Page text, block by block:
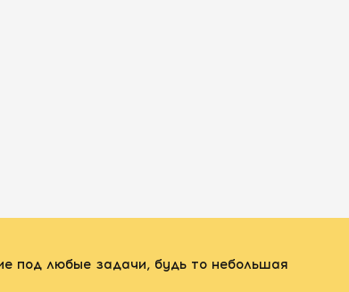
под любые задачи, будь то небольшая